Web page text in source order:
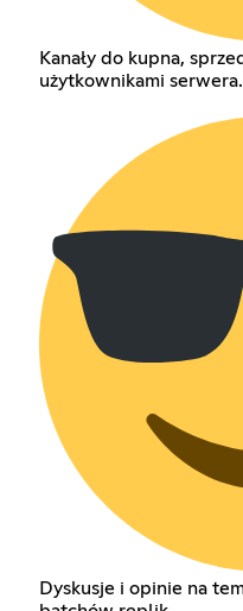
Kanały do kupna,
użytkownikami serwera.
Dyskusje i opinie na